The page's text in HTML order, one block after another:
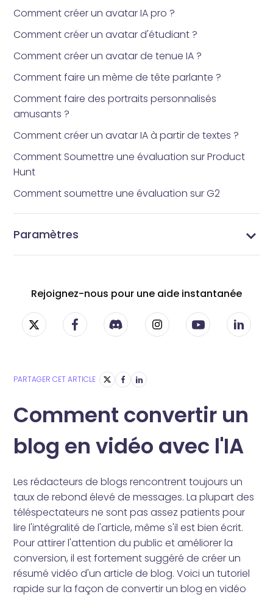
Comment créer un avatar IA pro ?
Comment créer un avatar d'étudiant ?
Comment créer un avatar de tenue IA ?
Comment faire un mème de tête parlante ?
Comment faire des portraits personnalisés
amusants ?
Comment créer un avatar IA à partir de textes ?
Comment Soumettre une évaluation sur Product
Hunt
Comment soumettre une évaluation sur G2
Paramètres
Rejoignez-nous pour une aide instantanée
PARTAGER CET ARTICLE
Comment convertir un
blog en vidéo avec l'IA
Les rédacteurs de blogs rencontrent toujours un
taux de rebond élevé de messages. La plupart des
téléspectateurs ne sont pas assez patients pour
lire l'intégralité de l'article, même s'il est bien écrit.
Pour attirer l'attention du public et améliorer la
conversion, il est fortement suggéré de créer un
résumé vidéo d'un article de blog. Voici un tutoriel
rapide sur la façon de convertir un blog en vidéo